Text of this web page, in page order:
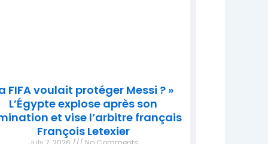
FIFA voulait protéger Messi ? »
L’Égypte explose après son
et vise l’arbitre français
François Letexier